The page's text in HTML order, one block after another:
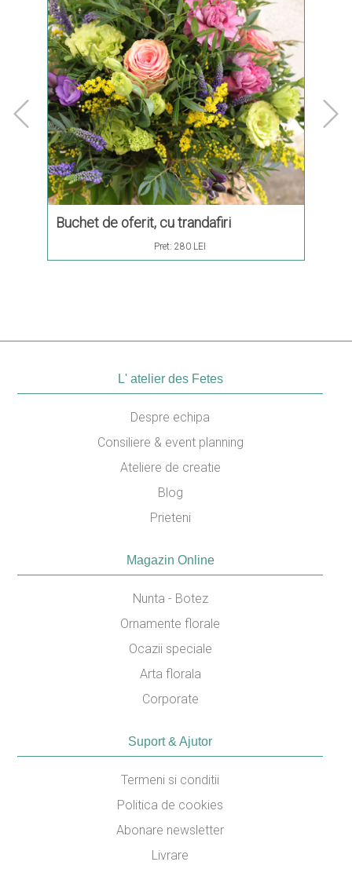
Buchet de oferit, cu trandafiri
Pret: 280 LEI
L' atelier des Fetes
Despre echipa
Consiliere & event planning
Ateliere de creatie
Blog
Prieteni
Magazin Online
Nunta - Botez
Ornamente florale
Ocazii speciale
Arta florala
Corporate
Suport & Ajutor
Termeni si conditii
Politica de cookies
Abonare newsletter
Livrare